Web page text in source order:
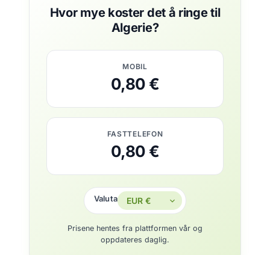
Hvor mye koster det å ringe til
Algerie?
MOBIL
0,80 €
FASTTELEFON
0,80 €
Valuta
Prisene hentes fra plattformen vår og
oppdateres daglig.